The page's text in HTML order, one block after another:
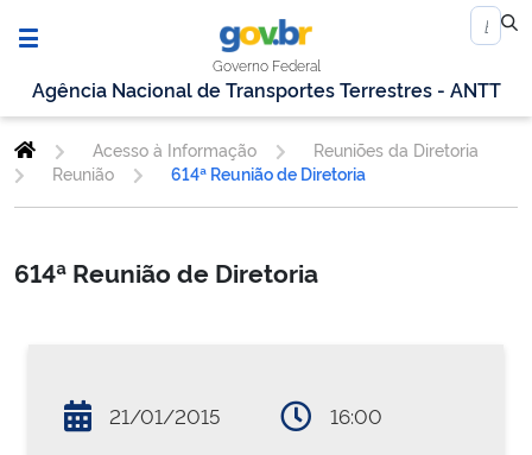
Governo Federal
Agência Nacional de Transportes Terrestres - ANTT
Acesso à Informação
Reuniões da Diretoria
Reunião
614ª Reunião de Diretoria
614ª Reunião de Diretoria
21/01/2015
16:00